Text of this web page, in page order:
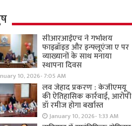
सीआरआईएच ने गर्भाशय
फाइब्रॉइड और इन्फ्लूएंजा ए पर
व्याख्यानों के साथ मनाया
स्थापना दिवस
10, 2026- 7:05 AM
लव जेहाद प्रकरण : केजीएमयू
की ऐतिहासिक कार्रवाई, आरोपी
डॉ रमीज होगा बर्खास्त
January 10, 2026- 1:33 AM